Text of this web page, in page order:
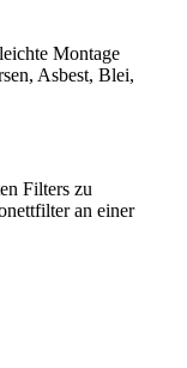
Montage
Asbest, Blei,
Filters zu
an einer